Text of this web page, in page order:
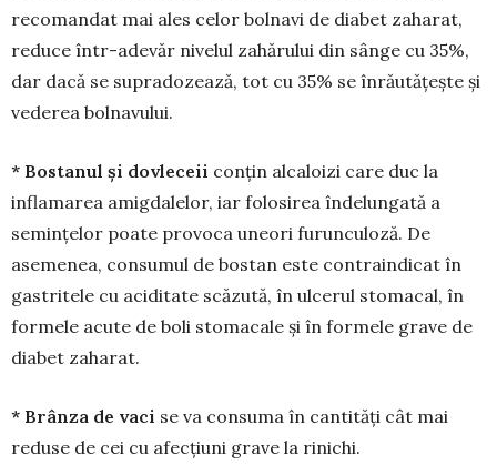
recomandat mai ales celor bolnavi de diabet zaharat,
reduce într-adevăr nivelul zahărului din sânge cu 35%,
dar dacă se supradozează, tot cu 35% se înrăutățește și
vederea bolnavului.
* Bostanul și dovleceii conțin alcaloizi care duc la
inflamarea amigdalelor, iar folosirea înde­lungată a
semințelor poate provoca uneori furunculoză. De
asemenea, con­sumul de bostan este con­traindicat în
gastritele cu aciditate scăzută, în ulce­rul stomacal, în
formele acute de boli stomacale și în formele grave de
diabet zaharat.
* Brânza de vaci se va consuma în cantități cât mai
reduse de cei cu afecțiuni grave la rinichi.